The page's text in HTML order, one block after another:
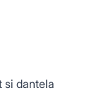
si dantela